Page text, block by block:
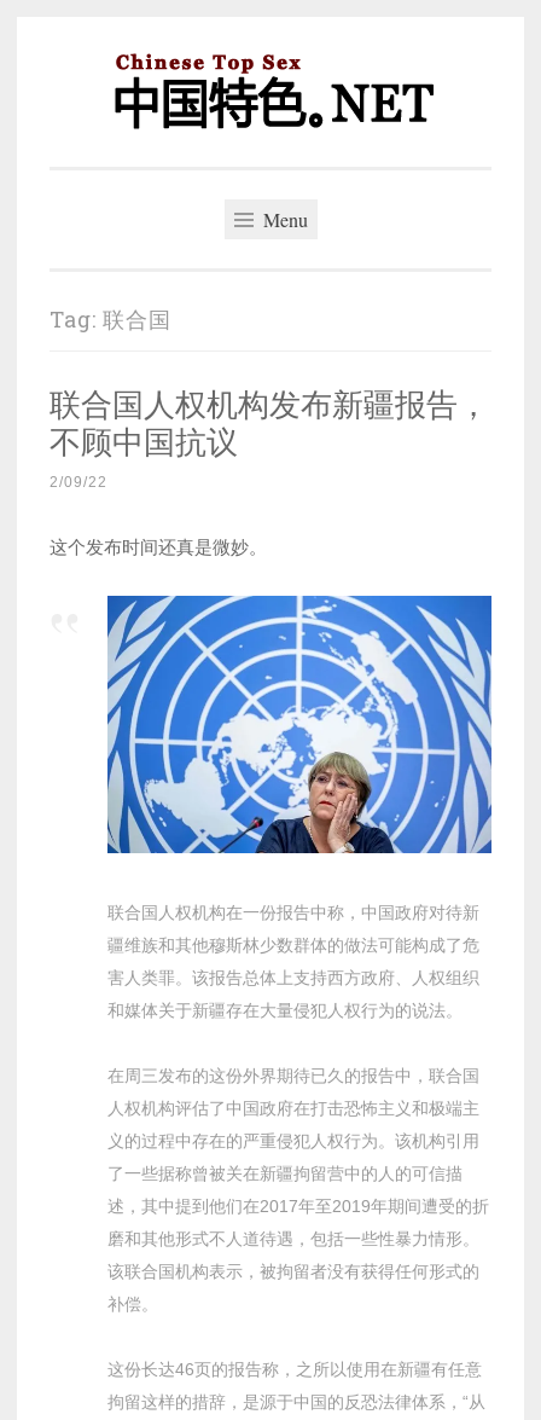
Menu
Tag: 联合国
联合国人权机构发布新疆报告，
不顾中国抗议
2/09/22
这个发布时间还真是微妙。
联合国人权机构在一份报告中称，中国政府对待新
疆维族和其他穆斯林少数群体的做法可能构成了危
害人类罪。该报告总体上支持西方政府、人权组织
和媒体关于新疆存在大量侵犯人权行为的说法。
在周三发布的这份外界期待已久的报告中，联合国
人权机构评估了中国政府在打击恐怖主义和极端主
义的过程中存在的严重侵犯人权行为。该机构引用
了一些据称曾被关在新疆拘留营中的人的可信描
述，其中提到他们在2017年至2019年期间遭受的折
磨和其他形式不人道待遇，包括一些性暴力情形。
该联合国机构表示，被拘留者没有获得任何形式的
补偿。
这份长达46页的报告称，之所以使用在新疆有任意
拘留这样的措辞，是源于中国的反恐法律体系，“从